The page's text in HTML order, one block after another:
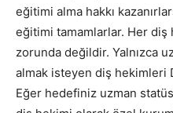
eğitimi alma hakkı
eğitimi tamamlarlar. Her diş
zorunda değildir. Yalnızca
almak isteyen diş hekimleri
Eğer hedefiniz uzman